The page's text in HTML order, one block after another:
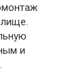
и